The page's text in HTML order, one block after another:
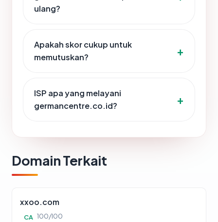
ulang?
Apakah skor cukup untuk
memutuskan?
ISP apa yang melayani
germancentre.co.id?
Domain Terkait
xxoo.com
CA 100/100